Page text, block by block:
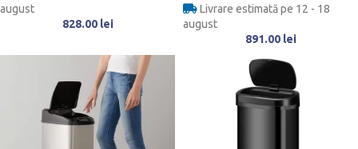
august
828.00 lei
Livrare estimată pe 12 - 18
august
891.00 lei